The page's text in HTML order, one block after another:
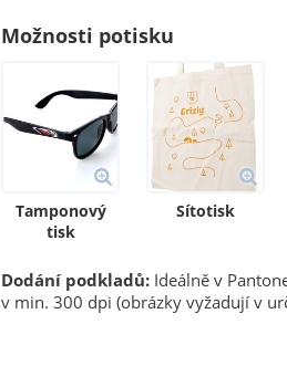
Možnosti potisku
Tamponový
tisk
Sítotisk
Dodání podkladů: Ideálně v
v min. 300 dpi (obrázky vyžadují v